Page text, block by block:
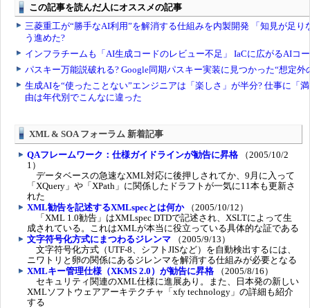
XML & SOA フォーラム 新着記事
QAフレームワーク：仕様ガイドラインが勧告に昇格 （2005/10/2
1）
データベースの急速なXML対応に後押しされてか、9月に入って
「XQuery」や「XPath」に関係したドラフトが一気に11本も更新さ
れた
XML勧告を記述するXMLspecとは何か（2005/10/12）
「XML 1.0勧告」はXMLspec DTDで記述され、XSLTによって生
成されている。これはXMLが本当に役立っている具体的な証である
文字符号化方式にまつわるジレンマ （2005/9/13）
文字符号化方式（UTF-8、シフトJISなど）を自動検出するには、
ニワトリと卵の関係にあるジレンマを解消する仕組みが必要となる
XMLキー管理仕様（XKMS 2.0）が勧告に昇格 （2005/8/16）
セキュリティ関連のXML仕様に進展あり。また、日本発の新しい
XMLソフトウェアアーキテクチャ「xfy technology」の詳細も紹介
する